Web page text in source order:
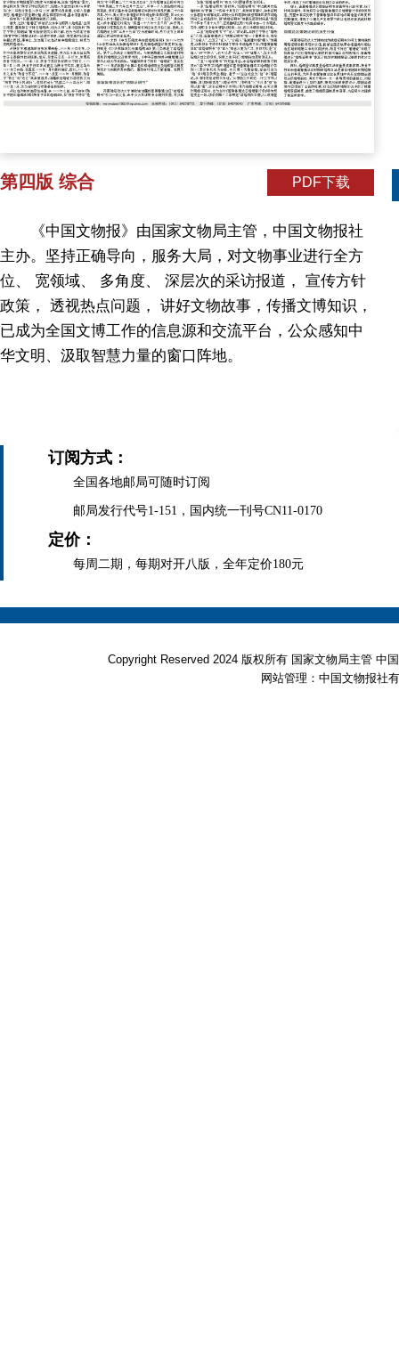
第四版 综合 PDF下载
《中国文物报》由国家文物局主管，中国文物报社
主办。坚持正确导向，服务大局，对文物事业进行全方
位、 宽领域、 多角度、 深层次的采访报道， 宣传方针
政策， 透视热点问题， 讲好文物故事，传播文博知识，
已成为全国文博工作的信息源和交流平台，公众感知中
华文明、汲取智慧力量的窗口阵地。
订阅方式：
全国各地邮局可随时订阅
邮局发行代号1-151，国内统一刊号CN11-0170
定价：
每周二期，每期对开八版，全年定价180元
Copyright Reserved 2024 版权所有 国家文物局主管
网站管理：中国文物报社